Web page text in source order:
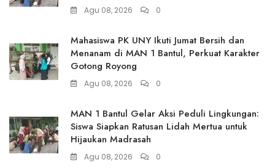
Agu 08, 2026 0
Mahasiswa PK UNY Ikuti Jumat Bersih dan
Menanam di MAN 1 Bantul, Perkuat Karakter
Gotong Royong
Agu 08, 2026 0
MAN 1 Bantul Gelar Aksi Peduli Lingkungan:
Siswa Siapkan Ratusan Lidah Mertua untuk
Hijaukan Madrasah
Agu 08, 2026 0